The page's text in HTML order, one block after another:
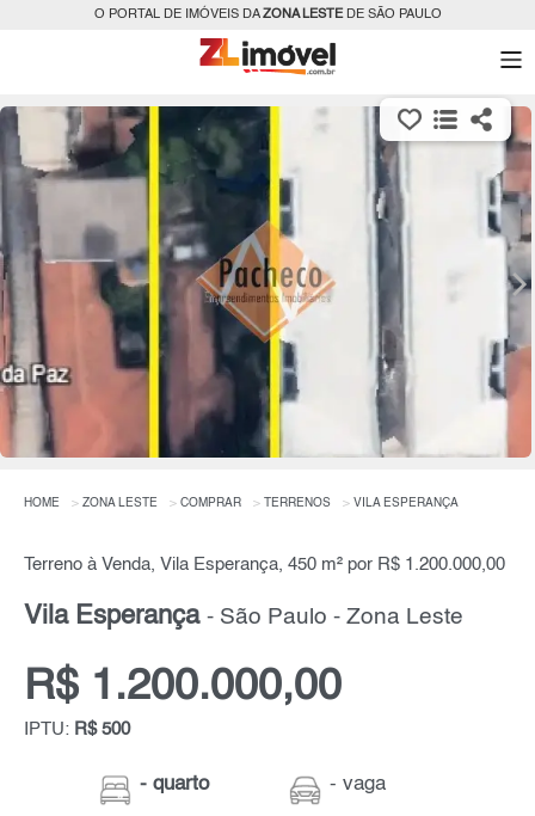
O PORTAL DE IMÓVEIS DAZONA LESTEDE SÃO PAULO
HOME ZONA LESTE COMPRAR TERRENOS VILA ESPERANÇA
Terreno à Venda, Vila Esperança, 450 m² por R$ 1.200.000,00
Vila Esperança - São Paulo - Zona Leste
R$ 1.200.000,00
IPTU: R$ 500
- quarto - vaga